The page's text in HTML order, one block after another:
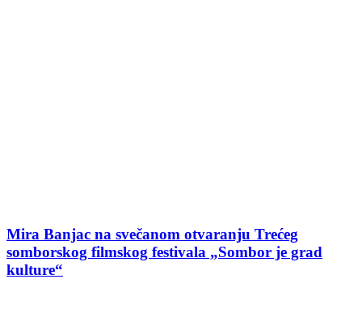
Mira Banjac na svečanom otvaranju Trećeg
somborskog filmskog festivala „Sombor je grad
kulture“